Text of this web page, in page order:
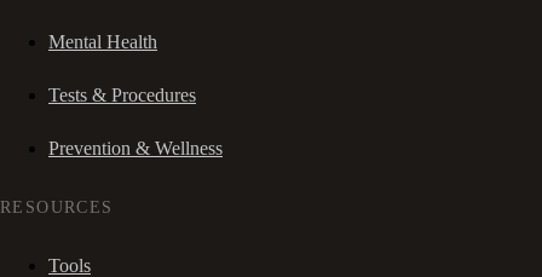
Mental Health
Tests & Procedures
Prevention & Wellness
RESOURCES
Tools